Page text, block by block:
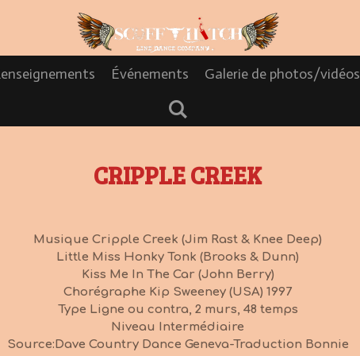
Événements Galerie de photos/vidéos
CRIPPLE CREEK
Musique Cripple Creek (Jim Rast & Knee Deep)
Little Miss Honky Tonk (Brooks & Dunn)
Kiss Me In The Car (John Berry)
Chorégraphe Kip Sweeney (USA) 1997
Type Ligne ou contra, 2 murs, 48 temps
Niveau Intermédiaire
Source:Dave Country Dance Geneva-Traduction Bonnie